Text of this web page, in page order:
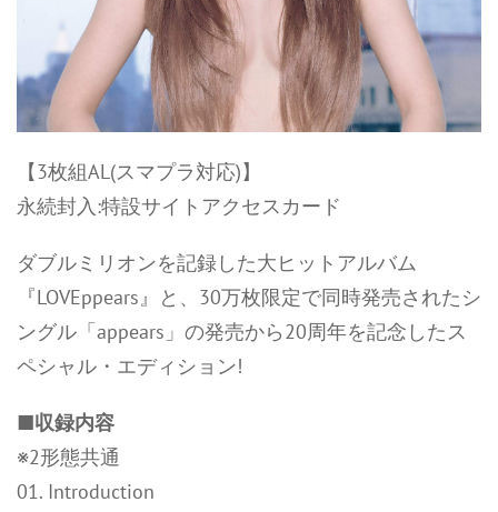
【3枚組AL(スマプラ対応)】
永続封入:特設サイトアクセスカード
ダブルミリオンを記録した大ヒットアルバム
『LOVEppears』と、30万枚限定で同時発売されたシ
ングル「appears」の発売から20周年を記念したス
ペシャル・エディション!
■収録内容
※2形態共通
01. Introduction